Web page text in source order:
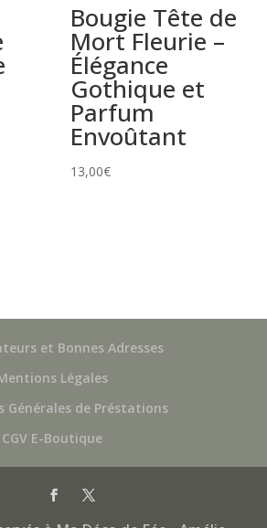
Bougie Tête de
Mort Fleurie –
Élégance
Gothique et
Parfum
Envoûtant
13,00€
et Bonnes Adresses
Légales
Générales de Préstations
CGV E-Boutique